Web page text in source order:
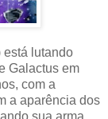
está lutando
Galactus em
com a
a aparência dos
sua arma